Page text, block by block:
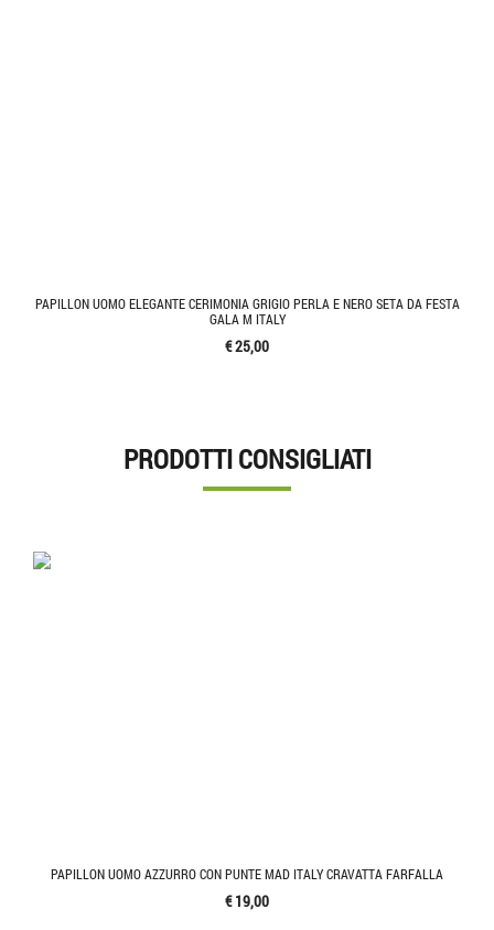
PAPILLON UOMO ELEGANTE CERIMONIA GRIGIO PERLA E NERO SETA DA FESTA
GALA M ITALY
€ 25,00
PRODOTTI CONSIGLIATI
PAPILLON UOMO AZZURRO CON PUNTE MAD ITALY CRAVATTA FARFALLA
€ 19,00